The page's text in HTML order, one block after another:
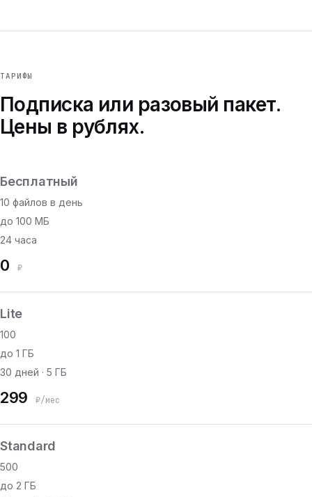
ТАРИФЫ
Подписка или разовый пакет.
Цены в рублях.
Бесплатный
10 файлов в день
до 100 МБ
24 часа
0 ₽
Lite
100
до 1 ГБ
30 дней · 5 ГБ
299 ₽/мес
Standard
500
до 2 ГБ